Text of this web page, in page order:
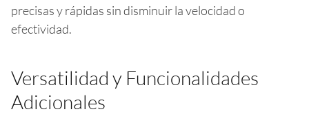
precisas y rápidas sin disminuir la velocidad o
efectividad.
Versatilidad y Funcionalidades
Adicionales